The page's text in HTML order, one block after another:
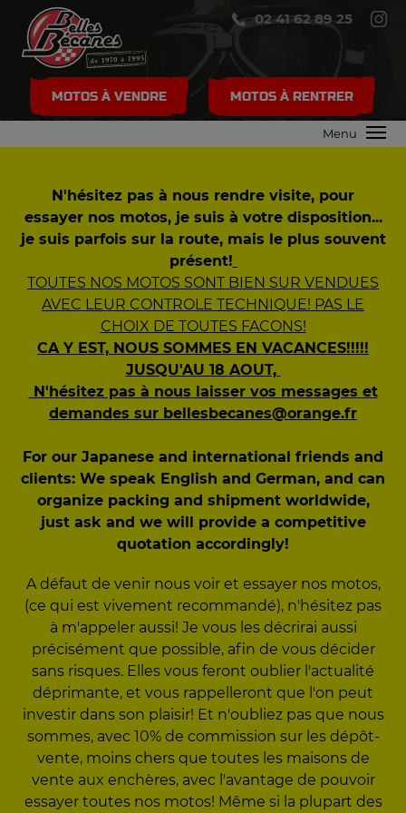
02 41 62 89 25
MOTOS À VENDRE MOTOS À RENTRER
Menu
N'hésitez pas à nous rendre visite, pour
essayer nos motos, je suis à votre disposition...
je suis parfois sur la route, mais le plus souvent
présent!
TOUTES NOS MOTOS SONT BIEN SUR VENDUES
AVEC LEUR CONTROLE TECHNIQUE! PAS LE
CHOIX DE TOUTES FACONS!
CA Y EST, NOUS SOMMES EN VACANCES!!!!!
JUSQU'AU 18 AOUT,
N'hésitez pas à nous laisser vos messages et
demandes sur bellesbecanes@orange.fr
For our Japanese and international friends and
clients: We speak English and German, and can
organize packing and shipment worldwide,
just ask and we will provide a competitive
quotation accordingly!
A défaut de venir nous voir et essayer nos motos,
(ce qui est vivement recommandé), n'hésitez pas
à m'appeler aussi! Je vous les décrirai aussi
précisément que possible, afin de vous décider
sans risques. Elles vous feront oublier l'actualité
déprimante, et vous rappelleront que l'on peut
investir dans son plaisir! Et n'oubliez pas que nous
sommes, avec 10% de commission sur les dépôt-
vente, moins chers que toutes les maisons de
vente aux enchères, avec l'avantage de pouvoir
essayer toutes nos motos! Même si la plupart des